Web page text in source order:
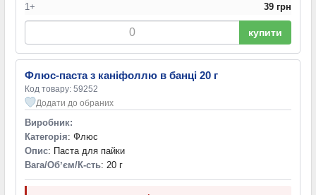
1+ 39 грн
купити
Флюс-паста з каніфоллю в банці 20 г
Код товару: 59252
Додати до обраних
Виробник:
Категорія: Флюс
Опис: Паста для пайки
Вага/Обʼєм/К-сть: 20 г